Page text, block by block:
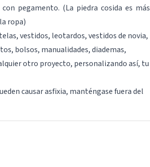
pegamento. (La piedra cosida es más
ropa)
vestidos, leotardos, vestidos de novia,
bolsos, manualidades, diademas,
otro proyecto, personalizando así, tu
causar asfixia, manténgase fuera del